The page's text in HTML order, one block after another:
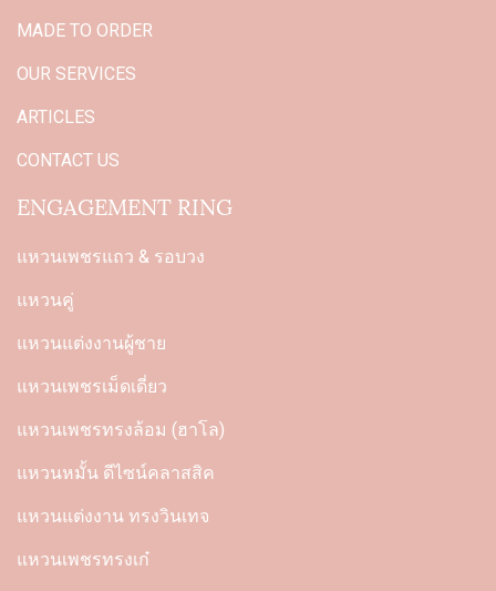
MADE TO ORDER
OUR SERVICES
ARTICLES
CONTACT US
ENGAGEMENT RING
แหวนเพชรแถว & รอบวง
แหวนคู่
แหวนแต่งงานผู้ชาย
แหวนเพชรเม็ดเดี่ยว
แหวนเพชรทรงล้อม (ฮาโล)
แหวนหมั้น ดีไซน์คลาสสิค
แหวนแต่งงาน ทรงวินเทจ
แหวนเพชรทรงเก๋